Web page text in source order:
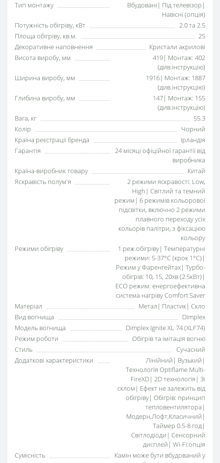
Тип монтажу
Вбудовані| Під телевізор|
Навісні (опція)
Потужність обігріву, кВт
2.0 та 2.5
Площа обігріву, кв.м.
25
Декоративне наповнення
Кристали акрилові
Висота виробу, мм
419| Монтаж: 402
(див.інструкцію)
Ширина виробу, мм
1916| Монтаж: 1887
(див.інструкцію)
Глибина виробу, мм
147| Монтаж: 155
(див.інструкцію)
Вага, кг
55.3
Колір
Чорний
Країна реєстрації бренда
Ірландія
Гарантія
24 місяці офіційної гарантії від
виробника
Країна-виробник товару
Китай
Яскравість полум'я
2 режими яскравості: Low,
High| Світлий та темний
режим| 6 режимів кольорової
підсвітки, включно 2 режими
плавного переходу усіх
кольорів палітри, з фіксацією
кольору
Режими обігріву
1 реж.обігріву| Температурні
режими: 5-37°C (крок 1°C)|
Режим у Фаренгейтах| Турбо-
обігрів: 10, 15, 20хв (2.5кВт)|
ECO режим: енергоефективна
система нагріву Comfort Saver
Матеріал
Метал| Пластик| Скло
Вид вогнища
Dimplex
Модель вогнища
Dimplex Ignite XL 74 (XLF74)
Режим роботи
Обігрів та імітація вогню
Стиль
Сучасний
Додаткові характеристики
Лінійний| Вузький|
Технологія Optiflame Multi-
FireXD| 2D технологія| Зі
склом| Ефект не залежить від
обігріву| Обігрів: принцип
тепловентилятора|
Модерн,Лофт,Класичний|
Таймер 0.5-8 год|
Світлодіоди| Сенсорний
дисплей| Wi-Fi:опція
Сумісність
Камін може бути вбудований у